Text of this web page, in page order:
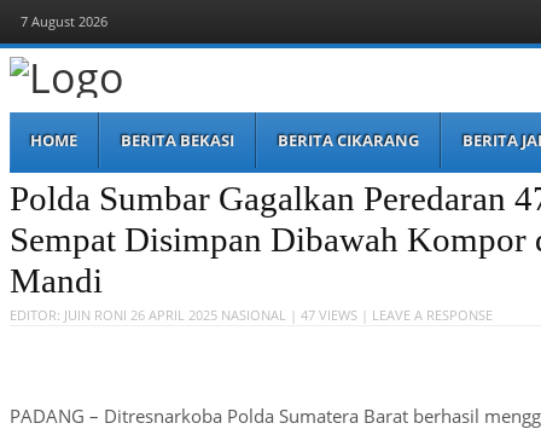
7 August 2026
Berita Bekasi
Mudah Melihat Bekasi
Menu
content
HOME BERITA BEKASI BERITA CIKARANG BERITA
Polda Sumbar Gagalkan Peredaran
Sempat Disimpan Dibawah Kompor
Mandi
EDITOR: JUIN RONI 26 APRIL 2025 NASIONAL| 47 VIEWS | LEAVE A RESPONSE
PADANG – Ditresnarkoba Polda Sumatera Barat berhasil